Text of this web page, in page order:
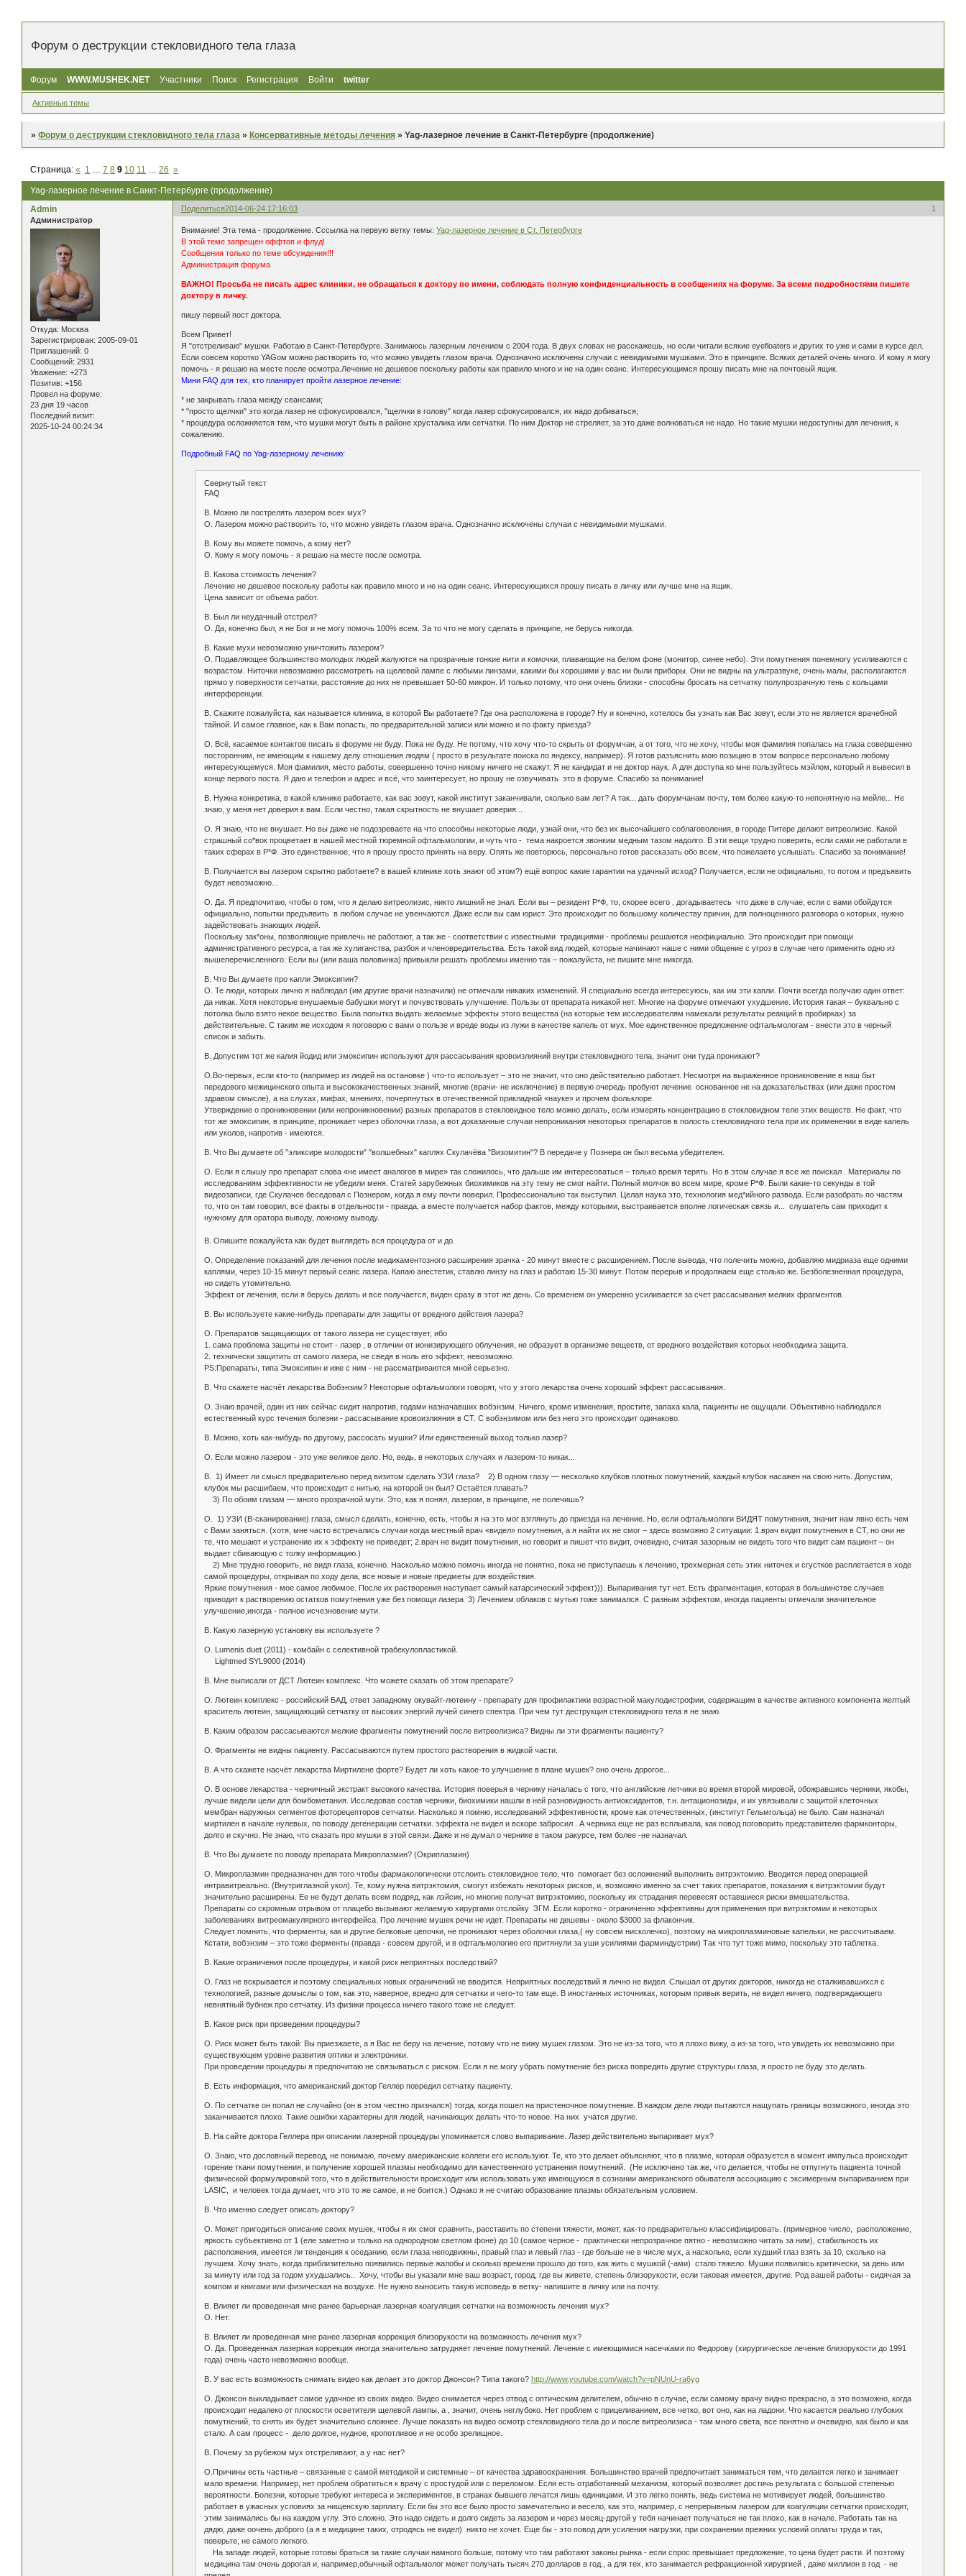
Форум о деструкции стекловидного тела глаза
Форум WWW.MUSHEK.NET Участники Поиск Регистрация Войти twitter
Активные темы
»Форум о деструкции стекловидного тела глаза »Консервативные методы лечения »Yag-лазерное лечение в Санкт-Петербурге (продолжение)
Yag-лазерное лечение в Санкт-Петербурге (продолжение)
Страница:« 1 … 7 8 9 10 11 … 26 »
Поделиться 1
2014-06-24 17:16:03
Admin
Администратор
Откуда: Москва
Зарегистрирован: 2005-09-01
Приглашений: 0
Сообщений: 2931
Уважение: +273
Позитив: +156
Провел на форуме:
23 дня 19 часов
Последний визит:
2025-10-24 00:24:34
Внимание! Эта тема - продолжение. Сссылка на первую ветку темы:Yag-лазерное лечение в Ст. Петербурге
В этой теме запрещен оффтоп и флуд!
Сообщения только по теме обсуждения!!!
Администрация форума
ВАЖНО! Просьба не писать адрес клиники, не обращаться к доктору по имени, соблюдать полную конфиденциальность в сообщениях на форуме. За всеми подробностями пишите
доктору в личку.
пишу первый пост доктора.
Всем Привет!
Я "отстреливаю" мушки. Работаю в Санкт-Петербурге. Занимаюсь лазерным лечением с 2004 года. В двух словах не расскажешь, но если читали всякие eyefloaters и других то уже и сами в курсе дел.
Если совсем коротко YAGом можно растворить то, что можно увидеть глазом врача. Однозначно исключены случаи с невидимыми мушками. Это в принципе. Всяких деталей очень много. И кому я могу
помочь - я решаю на месте после осмотра.Лечение не дешевое поскольку работы как правило много и не на один сеанс. Интересующимся прошу писать мне на почтовый ящик.
Мини FAQ для тех, кто планирует пройти лазерное лечение:
* не закрывать глаза между сеансами;
* "просто щелчки" это когда лазер не сфокусировался, "щелчки в голову" когда лазер сфокусировался, их надо добиваться;
* процедура осложняется тем, что мушки могут быть в районе хрусталика или сетчатки. По ним Доктор не стреляет, за это даже волноваться не надо. Но такие мушки недоступны для лечения, к
сожалению.
Подробный FAQ по Yag-лазерному лечению:
Свернутый текст
FAQ
В. Можно ли пострелять лазером всех мух?
О. Лазером можно растворить то, что можно увидеть глазом врача. Однозначно исключены случаи с невидимыми мушками.
В. Кому вы можете помочь, а кому нет?
О. Кому я могу помочь - я решаю на месте после осмотра.
В. Какова стоимость лечения?
Лечение не дешевое поскольку работы как правило много и не на один сеанс. Интересующихся прошу писать в личку или лучше мне на ящик.
Цена зависит от объема работ.
В. Был ли неудачный отстрел?
О. Да, конечно был, я не Бог и не могу помочь 100% всем. За то что не могу сделать в принципе, не берусь никогда.
В. Какие мухи невозможно уничтожить лазером?
О. Подавляющее большинство молодых людей жалуются на прозрачные тонкие нити и комочки, плавающие на белом фоне (монитор, синее небо). Эти помутнения понемногу усиливаются с
возрастом. Ниточки невозможно рассмотреть на щелевой лампе с любыми линзами, какими бы хорошими у вас ни были приборы. Они не видны на ультразвуке, очень малы, располагаются
прямо у поверхности сетчатки, расстояние до них не превышает 50-60 микрон. И только потому, что они очень близки - способны бросать на сетчатку полупрозрачную тень с кольцами
интерференции.
В. Скажите пожалуйста, как называется клиника, в которой Вы работаете? Где она расположена в городе? Ну и конечно, хотелось бы узнать как Вас зовут, если это не является врачебной
тайной. И самое главное, как к Вам попасть, по предварительной записи или можно и по факту приезда?
О. Всё, касаемое контактов писать в форуме не буду. Пока не буду. Не потому, что хочу что-то скрыть от форумчан, а от того, что не хочу, чтобы моя фамилия попалась на глаза совершенно
посторонним, не имеющим к нашему делу отношения людям ( просто в результате поиска по яндексу, например). Я готов разъяснить мою позицию в этом вопросе персонально любому
интересующемуся. Моя фамилия, место работы, совершенно точно никому ничего не скажут. Я не кандидат и не доктор наук. А для доступа ко мне пользуйтесь мэйлом, который я вывесил в
конце первого поста. Я даю и телефон и адрес и всё, что заинтересует, но прошу не озвучивать это в форуме. Спасибо за понимание!
В. Нужна конкретика, в какой клинике работаете, как вас зовут, какой институт заканчивали, сколько вам лет? А так... дать форумчанам почту, тем более какую-то непонятную на мейле... Не
знаю, у меня нет доверия к вам. Если честно, такая скрытность не внушает доверия...
О. Я знаю, что не внушает. Но вы даже не подозреваете на что способны некоторые люди, узнай они, что без их высочайшего соблаговоления, в городе Питере делают витреолизис. Какой
страшный со*вок процветает в нашей местной тюремной офтальмологии, и чуть что - тема накроется звонким медным тазом надолго. В эти вещи трудно поверить, если сами не работали в
таких сферах в Р*Ф. Это единственное, что я прошу просто принять на веру. Опять же повторюсь, персонально готов рассказать обо всем, что пожелаете услышать. Спасибо за понимание!
В. Получается вы лазером скрытно работаете? в вашей клинике хоть знают об этом?) ещё вопрос какие гарантии на удачный исход? Получается, если не официально, то потом и предъявить
будет невозможно...
О. Да. Я предпочитаю, чтобы о том, что я делаю витреолизис, никто лишний не знал. Если вы – резидент Р*Ф, то, скорее всего , догадываетесь что даже в случае, если с вами обойдутся
официально, попытки предъявить в любом случае не увенчаются. Даже если вы сам юрист. Это происходит по большому количеству причин, для полноценного разговора о которых, нужно
задействовать знающих людей.
Поскольку зак*оны, позволяющие привлечь не работают, а так же - соответствии с известными традициями - проблемы решаются неофициально. Это происходит при помощи
административного ресурса, а так же хулиганства, разбоя и членовредительства. Есть такой вид людей, которые начинают наше с ними общение с угроз в случае чего применить одно из
вышеперечисленного. Если вы (или ваша половинка) привыкли решать проблемы именно так – пожалуйста, не пишите мне никогда.
В. Что Вы думаете про капли Эмоксипин?
О. Те люди, которых лично я наблюдал (им другие врачи назначили) не отмечали никаких изменений. Я специально всегда интересуюсь, как им эти капли. Почти всегда получаю один ответ:
да никак. Хотя некоторые внушаемые бабушки могут и почувствовать улучшение. Пользы от препарата никакой нет. Многие на форуме отмечают ухудшение. История такая – буквально с
потолка было взято некое вещество. Была попытка выдать желаемые эффекты этого вещества (на которые тем исследователям намекали результаты реакций в пробирках) за
действительные. С таким же исходом я поговорю с вами о пользе и вреде воды из лужи в качестве капель от мух. Мое единственное предложение офтальмологам - внести это в черный
список и забыть.
В. Допустим тот же калия йодид или эмоксипин используют для рассасывания кровоизлияний внутри стекловидного тела, значит они туда проникают?
О.Во-первых, если кто-то (например из людей на остановке ) что-то использует – это не значит, что оно действительно работает. Несмотря на выраженное проникновение в наш быт
передового межицинского опыта и высококачественных знаний, многие (врачи- не исключение) в первую очередь пробуют лечение основанное не на доказательствах (или даже простом
здравом смысле), а на слухах, мифах, мнениях, почерпнутых в отечественной прикладной «науке» и прочем фольклоре.
Утверждение о проникновении (или непроникновении) разных препаратов в стекловидное тело можно делать, если измерять концентрацию в стекловидном теле этих веществ. Не факт, что
тот же эмоксипин, в принципе, проникает через оболочки глаза, а вот доказанные случаи непроникания некоторых препаратов в полость стекловидного тела при их применении в виде капель
или уколов, напротив - имеются.
В. Что Вы думаете об "эликсире молодости" "волшебных" каплях Скулачёва "Визомитин"? В передаче у Познера он был весьма убедителен.
О. Если я слышу про препарат слова «не имеет аналогов в мире» так сложилось, что дальше им интересоваться – только время терять. Но в этом случае я все же поискал . Материалы по
исследованиям эффективности не убедили меня. Статей зарубежных биохимиков на эту тему не смог найти. Полный молчок во всем мире, кроме Р*Ф. Были какие-то секунды в той
видеозаписи, где Скулачев беседовал с Познером, когда я ему почти поверил. Профессионально так выступил. Целая наука это, технология мед*ийного развода. Если разобрать по частям
то, что он там говорил, все факты в отдельности - правда, а вместе получается набор фактов, между которыми, выстраивается вполне логическая связь и... слушатель сам приходит к
нужному для оратора выводу, ложному выводу.
В. Опишите пожалуйста как будет выглядеть вся процедура от и до.
О. Определение показаний для лечения после медикаментозного расширения зрачка - 20 минут вместе с расширением. После вывода, что полечить можно, добавляю мидриаза еще одними
каплями, через 10-15 минут первый сеанс лазера. Капаю анестетик, ставлю линзу на глаз и работаю 15-30 минут. Потом перерыв и продолжаем еще столько же. Безболезненная процедура,
но сидеть утомительно.
Эффект от лечения, если я берусь делать и все получается, виден сразу в этот же день. Со временем он умеренно усиливается за счет рассасывания мелких фрагментов.
В. Вы используете какие-нибудь препараты для защиты от вредного действия лазера?
О. Препаратов защищающих от такого лазера не существует, ибо
1. сама проблема защиты не стоит - лазер , в отличии от ионизирующего облучения, не образует в организме веществ, от вредного воздействия которых необходима защита.
2. технически защитить от самого лазера, не сведя в ноль его эффект, невозможно.
PS:Препараты, типа Эмоксипин и иже с ним - не рассматриваются мной серьезно.
В. Что скажете насчёт лекарства Вобэнзим? Некоторые офтальмологи говорят, что у этого лекарства очень хороший эффект рассасывания.
О. Знаю врачей, один из них сейчас сидит напротив, годами назначавших вобэнзим. Ничего, кроме изменения, простите, запаха кала, пациенты не ощущали. Объективно наблюдался
естественный курс течения болезни - рассасывание кровоизлияния в СТ. С вобэнзимом или без него это происходит одинаково.
В. Можно, хоть как-нибудь по другому, рассосать мушки? Или единственный выход только лазер?
О. Если можно лазером - это уже великое дело. Но, ведь, в некоторых случаях и лазером-то никак...
В. 1) Имеет ли смысл предварительно перед визитом сделать УЗИ глаза? 2) В одном глазу — несколько клубков плотных помутнений, каждый клубок насажен на свою нить. Допустим,
клубок мы расшибаем, что происходит с нитью, на которой он был? Остаётся плавать?
3) По обоим глазам — много прозрачной мути. Это, как я понял, лазером, в принципе, не полечишь?
О. 1) УЗИ (B-сканирование) глаза, смысл сделать, конечно, есть, чтобы я на это мог взглянуть до приезда на лечение. Но, если офтальмологи ВИДЯТ помутнения, значит нам явно есть чем
с Вами заняться. (хотя, мне часто встречались случаи когда местный врач «видел» помутнения, а я найти их не смог – здесь возможно 2 ситуации: 1.врач видит помутнения в СТ, но они не
те, что мешают и устранение их к эффекту не приведет; 2.врач не видит помутнения, но говорит и пишет что видит, очевидно, считая зазорным не видеть того что видит сам пациент – он
выдает сбивающую с толку информацию.)
2) Мне трудно говорить, не видя глаза, конечно. Насколько можно помочь иногда не понятно, пока не приступаешь к лечению, трехмерная сеть этих ниточек и сгустков расплетается в ходе
самой процедуры, открывая по ходу дела, все новые и новые предметы для воздействия.
Яркие помутнения - мое самое любимое. После их растворения наступает самый катарсический эффект))). Выпаривания тут нет. Есть фрагментация, которая в большинстве случаев
приводит к растворению остатков помутнения уже без помощи лазера 3) Лечением облаков с мутью тоже занимался. С разным эффектом, иногда пациенты отмечали значительное
улучшение,иногда - полное исчезновение мути.
В. Какую лазерную установку вы используете ?
О. Lumenis duet (2011) - комбайн с селективной трабекулопластикой.
Lightmed SYL9000 (2014)
В. Мне выписали от ДСТ Лютеин комплекс. Что можете сказать об этом препарате?
О. Лютеин комплекс - российский БАД, ответ западному окувайт-лютеину - препарату для профилактики возрастной макулодистрофии, содержащим в качестве активного компонента желтый
краситель лютеин, защищающий сетчатку от высоких энергий лучей синего спектра. При чем тут деструкция стекловидного тела я не знаю.
В. Каким образом рассасываются мелкие фрагменты помутнений после витреолизиса? Видны ли эти фрагменты пациенту?
О. Фрагменты не видны пациенту. Рассасываются путем простого растворения в жидкой части.
В. А что скажете насчёт лекарства Миртилене форте? Будет ли хоть какое-то улучшение в плане мушек? оно очень дорогое...
О. В основе лекарства - черничный экстракт высокого качества. История поверья в чернику началась с того, что английские летчики во время второй мировой, обожравшись черники, якобы,
лучше видели цели для бомбометания. Исследовав состав черники, биохимики нашли в ней разновидность антиоксидантов, т.н. антационозиды, и их увязывали с защитой клеточных
мембран наружных сегментов фоторецепторов сетчатки. Насколько я помню, исследований эффективности, кроме как отечественных, (институт Гельмгольца) не было. Сам назначал
миртилен в начале нулевых, по поводу дегенерации сетчатки. эффекта не видел и вскоре забросил . А черника еще не раз всплывала, как повод поговорить представителю фармконторы,
долго и скучно. Не знаю, что сказать про мушки в этой связи. Даже и не думал о чернике в таком ракурсе, тем более -не назначал.
В. Что Вы думаете по поводу препарата Микроплазмин? (Окриплазмин)
О. Микроплазмин предназначен для того чтобы фармакологически отслоить стекловидное тело, что помогает без осложнений выполнить витрэктомию. Вводится перед операцией
интравитреально. (Внутриглазной укол). Те, кому нужна витрэктомия, смогут избежать некоторых рисков, и, возможно именно за счет таких препаратов, показания к витрэктомии будут
значительно расширены. Ее не будут делать всем подряд, как лэйсик, но многие получат витрэктомию, поскольку их страдания перевесят оставшиеся риски вмешательства.
Препараты со скромным отрывом от плацебо вызывают желаемую хирургами отслойку ЗГМ. Если коротко - ограниченно эффективны для применения при витрэктомии и некоторых
заболеваниях витреомакулярного интерфейса. Про лечение мушек речи не идет. Препараты не дешевы - около $3000 за флакончик.
Следует помнить, что ферменты, как и другие белковые цепочки, не проникают через оболочки глаза,( ну совсем нисколечко), поэтому на микроплазминовые капельки, не рассчитываем.
Кстати, вобэнзим – это тоже ферменты (правда - совсем другой, и в офтальмологию его притянули за уши усилиями фарминдустрии) Так что тут тоже мимо, поскольку это таблетка.
В. Какие ограничения после процедуры, и какой риск неприятных последствий?
О. Глаз не вскрывается и поэтому специальных новых ограничений не вводится. Неприятных последствий я лично не видел. Слышал от других докторов, никогда не сталкивавшихся с
технологией, разные домыслы о том, как это, наверное, вредно для сетчатки и чего-то там еще. В иностанных источниках, которым привык верить, не видел ничего, подтверждающего
невнятный бубнеж про сетчатку. Из физики процесса ничего такого тоже не следует.
В. Каков риск при проведении процедуры?
О. Риск может быть такой: Вы приезжаете, а я Вас не беру на лечение, потому что не вижу мушек глазом. Это не из-за того, что я плохо вижу, а из-за того, что увидеть их невозможно при
существующем уровне развития оптики и электроники.
При проведении процедуры я предпочитаю не связываться с риском. Если я не могу убрать помутнение без риска повредить другие структуры глаза, я просто не буду это делать.
В. Есть информация, что американский доктор Геллер повредил сетчатку пациенту.
О. По сетчатке он попал не случайно (он в этом честно признался) тогда, когда пошел на пристеночное помутнение. В каждом деле люди пытаются нащупать границы возможного, иногда это
заканчивается плохо. Такие ошибки характерны для людей, начинающих делать что-то новое. На них учатся другие.
В. На сайте доктора Геллера при описании лазерной процедуры упоминается слово выпаривание. Лазер действительно выпаривает мух?
О. Знаю, что дословный перевод, не понимаю, почему американские коллеги его используют. Те, кто это делает объясняют, что в плазме, которая образуется в момент импульса происходит
горение ткани помутнения, и получение хорошей плазмы необходимо для качественного устранения помутнений. (Не исключено так же, что делается, чтобы не отпугнуть пациента точной
физической формулировкой того, что в действительности происходит или использовать уже имеющуюся в сознании американского обывателя ассоциацию с эксимерным выпариванием при
LASIC, и человек тогда думает, что это то же самое, и не боится.) Однако я не считаю образование плазмы обязательным условием.
В. Что именно следует описать доктору?
О. Может пригодиться описание своих мушек, чтобы я их смог сравнить, расставить по степени тяжести, может, как-то предварительно классифицировать. (примерное число, расположение,
яркость субъективно от 1 (еле заметно и только на однородном светлом фоне) до 10 (самое черное - практически непрозрачное пятно - невозможно читать за ним), стабильность их
расположения, имеется ли тенденция к оседанию, если глаза неподвижны, правый глаз и левый глаз - где больше не в числе мух, а насколько, если худший глаз взять за 10, сколько на
лучшем. Хочу знать, когда приблизительно появились первые жалобы и сколько времени прошло до того, как жить с мушкой (-ами) стало тяжело. Мушки появились критически, за день или
за минуту или год за годом ухудшались.. Хочу, чтобы вы указали мне ваш возраст, город, где вы живете, степень близорукости, если таковая имеется, другие. Род вашей работы - сидячая за
компом и книгами или физическая на воздухе. Не нужно выносить такую исповедь в ветку- напишите в личку или на почту.
В. Влияет ли проведенная мне ранее барьерная лазерная коагуляция сетчатки на возможность лечения мух?
О. Нет.
В. Влияет ли проведенная мне ранее лазерная коррекция близорукости на возможность лечения мух?
О. Да. Проведенная лазерная коррекция иногда значительно затрудняет лечение помутнений. Лечение с имеющимися насечками по Федорову (хирургическое лечение близорукости до 1991
года) очень часто невозможно вообще.
В. У вас есть возможность снимать видео как делает это доктор Джонсон? Типа такого? http://www.youtube.com/watch?v=pNUnU-ra6yg
О. Джонсон выкладывает самое удачное из своих видео. Видео снимается через отвод с оптическим делителем, обычно в случае, если самому врачу видно прекрасно, а это возможно, когда
происходит недалеко от плоскости осветителя щелевой лампы, а , значит, очень неглубоко. Нет проблем с прицеливанием, все четко, вот оно, как на ладони. Что касается реально глубоких
помутнений, то снять их будет значительно сложнее. Лучше показать на видео осмотр стекловидного тела до и после витреолизиса - там много света, все понятно и очевидно, как было и как
стало. А сам процесс - дело долгое, нудное, кропотливое и не особо зрелищное.
В. Почему за рубежом мух отстреливают, а у нас нет?
О.Причины есть частные – связанные с самой методикой и системные – от качества здравоохранения. Большинство врачей предпочитает заниматься тем, что делается легко и занимает
мало времени. Например, нет проблем обратиться к врачу с простудой или с переломом. Если есть отработанный механизм, который позволяет достичь результата с большой степенью
вероятности. Болезни, которые требуют интереса и экспериментов, в странах бывшего лечатся лишь единицами. И это легко понять, ведь система не мотивирует людей, большинство
работает в ужасных условиях за нищенскую зарплату. Если бы это все было просто замечательно и весело, как это, например, с непрерывным лазером для коагуляции сетчатки происходит,
этим занимались бы на каждом углу. Это сложно. Это надо сидеть и долго сидеть за лазером и через месяц-другой у тебя начинает получаться не так плохо, как в начале. Работать так на
дядю, даже оочень доброго (а я в медицине таких, отродясь не видел) никто не хочет. Еще бы - это повод для усиления нагрузки, при сохранении прежних условий оплаты труда и так,
поверьте, не самого легкого.
На западе людей, которые готовы браться за такие случаи намного больше, потому что там работают законы рынка - если спрос превышает предложение, то цена будет расти. И поэтому
медицина там очень дорогая и, например,обычный офтальмолог может получать тысяч 270 долларов в год., а для тех, кто занимается рефракционной хирургией , даже миллион в год - не